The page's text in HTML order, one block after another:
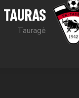
TAURAS
Tauragė